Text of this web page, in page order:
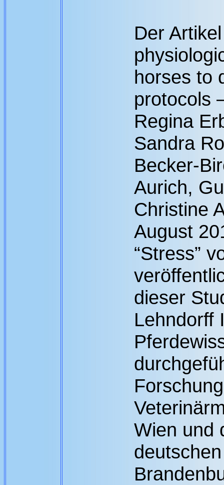
Der
horses to
protocols
Regina
Sandra
Becker-
Aurich,
Christine
August
“Stress”
dieser
Lehndorff
Wien und